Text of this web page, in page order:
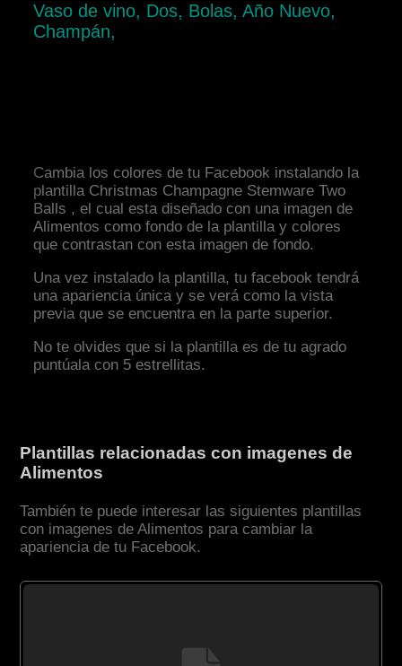
Vaso de vino, Dos, Bolas, Año Nuevo,
Champán,
Cambia los colores de tu Facebook instalando la
plantilla Christmas Champagne Stemware Two
Balls , el cual esta diseñado con una imagen de
Alimentos como fondo de la plantilla y colores
que contrastan con esta imagen de fondo.
Una vez instalado la plantilla, tu facebook tendrá
una apariencia única y se verá como la vista
previa que se encuentra en la parte superior.
No te olvides que si la plantilla es de tu agrado
puntúala con 5 estrellitas.
Plantillas relacionadas con imagenes de
Alimentos
También te puede interesar las siguientes plantillas
con imagenes de Alimentos para cambiar la
apariencia de tu Facebook.